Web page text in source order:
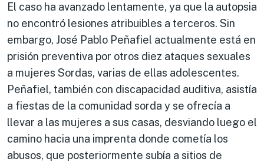
El caso ha avanzado lentamente, ya que la autopsia
no encontró lesiones atribuibles a terceros. Sin
embargo, José Pablo Peñafiel actualmente está en
prisión preventiva por otros diez ataques sexuales
a mujeres Sordas, varias de ellas adolescentes.
Peñafiel, también con discapacidad auditiva, asistía
a fiestas de la comunidad sorda y se ofrecía a
llevar a las mujeres a sus casas, desviando luego el
camino hacia una imprenta donde cometía los
abusos, que posteriormente subía a sitios de